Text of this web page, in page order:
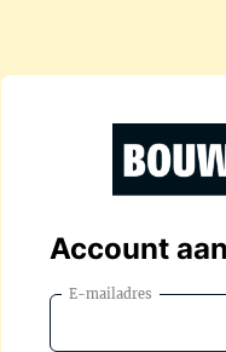
Account
E-mailadres